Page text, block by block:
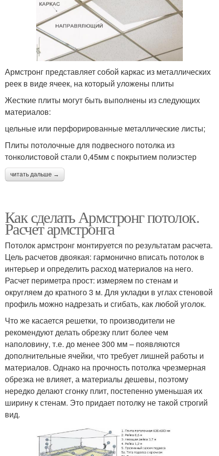
Армстронг представляет собой каркас из металлических
реек в виде ячеек, на который уложены плиты
Жесткие плиты могут быть выполнены из следующих
материалов:
цельные или перфорированные металлические листы;
Плиты потолочные для подвесного потолка из
тонколистовой стали 0,45мм с покрытием полиэстер
читать дальше →
Как сделать Армстронг потолок.
Расчет армстронга
Потолок армстронг монтируется по результатам расчета.
Цель расчетов двоякая: гармонично вписать потолок в
интерьер и определить расход материалов на него.
Расчет периметра прост: измеряем по стенам и
округляем до кратного 3 м. Для укладки в углах стеновой
профиль можно надрезать и сгибать, как любой уголок.
Что же касается решетки, то производители не
рекомендуют делать обрезку плит более чем
наполовину, т.е. до менее 300 мм – появляются
дополнительные ячейки, что требует лишней работы и
материалов. Однако на прочность потолка чрезмерная
обрезка не влияет, а материалы дешевы, поэтому
нередко делают сгонку плит, постепенно уменьшая их
ширину к стенам. Это придает потолку не такой строгий
вид.